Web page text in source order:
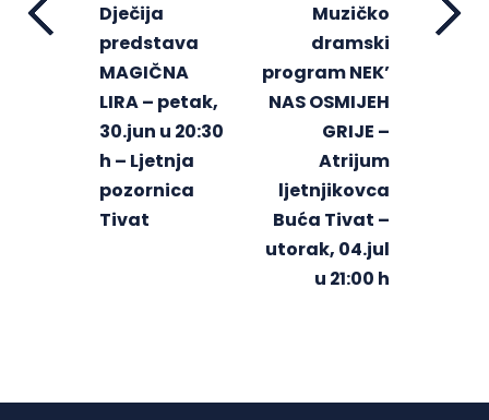
Dječija
predstava
MAGIČNA
LIRA – petak,
30.jun u 20:30
h – Ljetnja
pozornica
Tivat
Muzičko
dramski
program NEK’
NAS OSMIJEH
GRIJE –
Atrijum
ljetnjikovca
Buća Tivat –
utorak, 04.jul
u 21:00 h